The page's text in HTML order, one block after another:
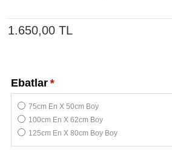
1.650,00 TL
*
Ebatlar
75cm En X 50cm Boy
100cm En X 62cm Boy
125cm En X 80cm Boy Boy